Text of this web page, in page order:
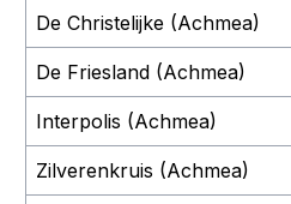
De Christelijke (Achmea)
De Friesland (Achmea)
Interpolis (Achmea)
Zilverenkruis (Achmea)